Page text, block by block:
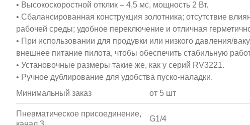
• Высокоскоростной отклик – 4,5 мс, мощность 2 Вт.
• Cбалансированная конструкция золотника; отсутствие
рабочей среды; удобное переключение и отличная
• При использовании для продувки или низкого давления/
внешнее питание пилота, чтобы обеспечить стабильную
• Установочные размеры такие же, как у серий RV3221.
• Ручное дублирование для удобства пуско-наладки.
Минимальный заказ
от 5 шт
Пневматическое присоединение,
G1/4